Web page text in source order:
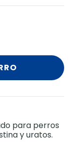
para perros
y uratos.